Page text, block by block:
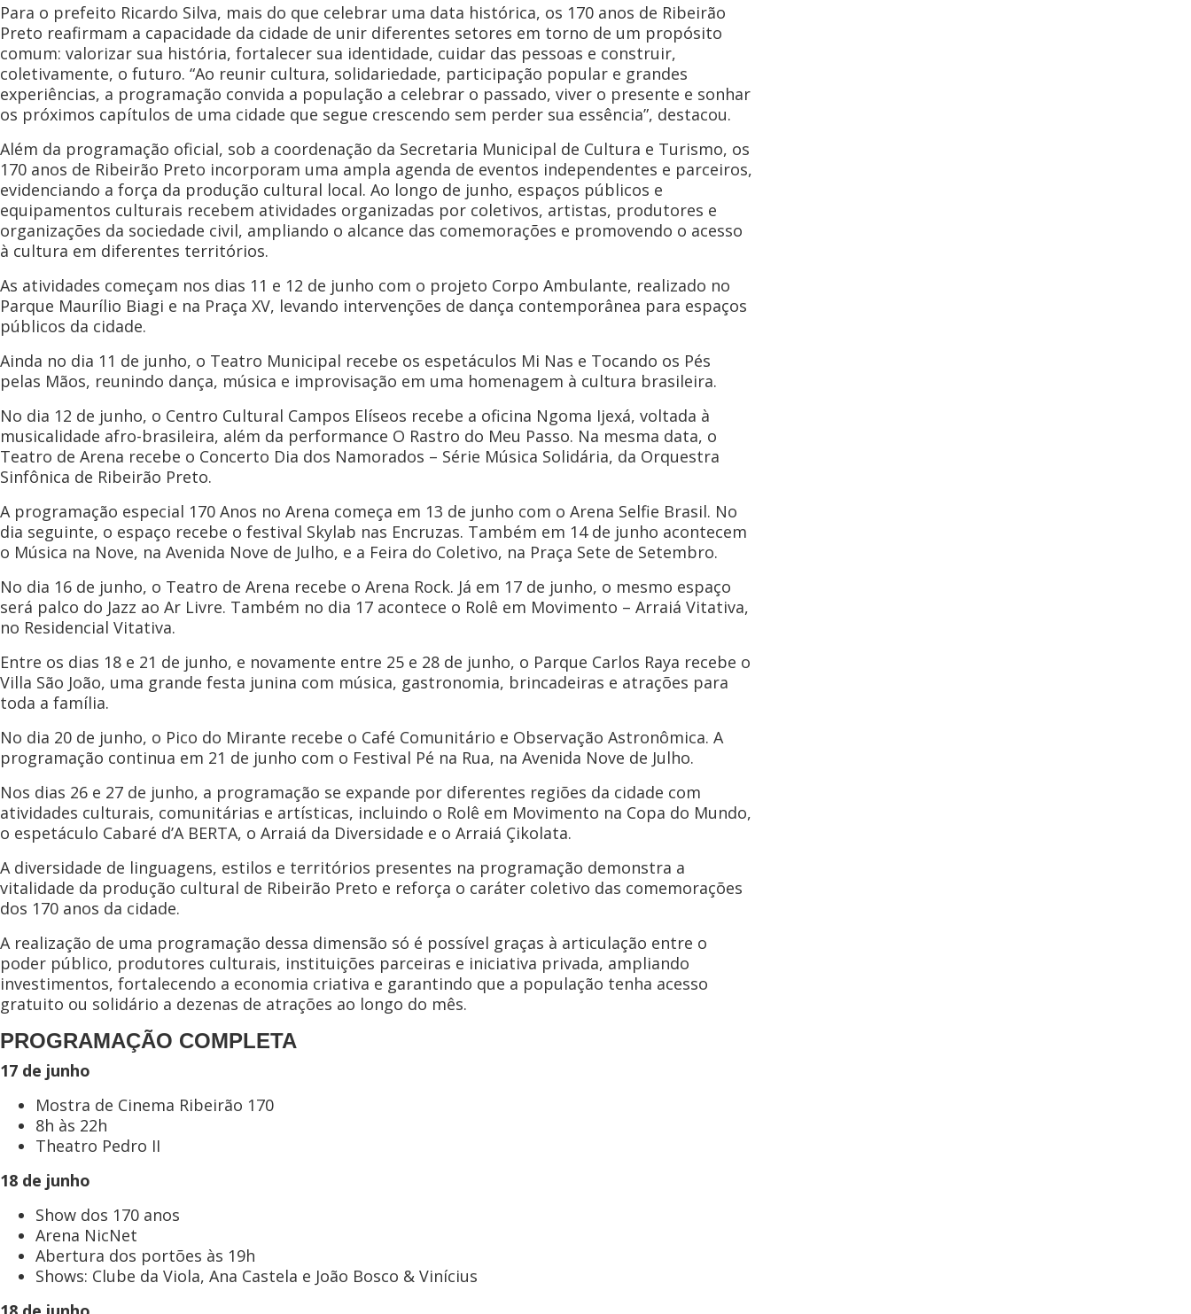
Para o prefeito Ricardo Silva, mais do que celebrar uma data histórica, os 170 anos de Ribeirão
Preto reafirmam a capacidade da cidade de unir diferentes setores em torno de um propósito
comum: valorizar sua história, fortalecer sua identidade, cuidar das pessoas e construir,
coletivamente, o futuro. “Ao reunir cultura, solidariedade, participação popular e grandes
experiências, a programação convida a população a celebrar o passado, viver o presente e sonhar
os próximos capítulos de uma cidade que segue crescendo sem perder sua essência”, destacou.
Além da programação oficial, sob a coordenação da Secretaria Municipal de Cultura e Turismo, os
170 anos de Ribeirão Preto incorporam uma ampla agenda de eventos independentes e parceiros,
evidenciando a força da produção cultural local. Ao longo de junho, espaços públicos e
equipamentos culturais recebem atividades organizadas por coletivos, artistas, produtores e
organizações da sociedade civil, ampliando o alcance das comemorações e promovendo o acesso
à cultura em diferentes territórios.
As atividades começam nos dias 11 e 12 de junho com o projeto Corpo Ambulante, realizado no
Parque Maurílio Biagi e na Praça XV, levando intervenções de dança contemporânea para espaços
públicos da cidade.
Ainda no dia 11 de junho, o Teatro Municipal recebe os espetáculos Mi Nas e Tocando os Pés
pelas Mãos, reunindo dança, música e improvisação em uma homenagem à cultura brasileira.
No dia 12 de junho, o Centro Cultural Campos Elíseos recebe a oficina Ngoma Ijexá, voltada à
musicalidade afro-brasileira, além da performance O Rastro do Meu Passo. Na mesma data, o
Teatro de Arena recebe o Concerto Dia dos Namorados – Série Música Solidária, da Orquestra
Sinfônica de Ribeirão Preto.
A programação especial 170 Anos no Arena começa em 13 de junho com o Arena Selfie Brasil. No
dia seguinte, o espaço recebe o festival Skylab nas Encruzas. Também em 14 de junho acontecem
o Música na Nove, na Avenida Nove de Julho, e a Feira do Coletivo, na Praça Sete de Setembro.
No dia 16 de junho, o Teatro de Arena recebe o Arena Rock. Já em 17 de junho, o mesmo espaço
será palco do Jazz ao Ar Livre. Também no dia 17 acontece o Rolê em Movimento – Arraiá Vitativa,
no Residencial Vitativa.
Entre os dias 18 e 21 de junho, e novamente entre 25 e 28 de junho, o Parque Carlos Raya recebe o
Villa São João, uma grande festa junina com música, gastronomia, brincadeiras e atrações para
toda a família.
No dia 20 de junho, o Pico do Mirante recebe o Café Comunitário e Observação Astronômica. A
programação continua em 21 de junho com o Festival Pé na Rua, na Avenida Nove de Julho.
Nos dias 26 e 27 de junho, a programação se expande por diferentes regiões da cidade com
atividades culturais, comunitárias e artísticas, incluindo o Rolê em Movimento na Copa do Mundo,
o espetáculo Cabaré d’A BERTA, o Arraiá da Diversidade e o Arraiá Çikolata.
A diversidade de linguagens, estilos e territórios presentes na programação demonstra a
vitalidade da produção cultural de Ribeirão Preto e reforça o caráter coletivo das comemorações
dos 170 anos da cidade.
A realização de uma programação dessa dimensão só é possível graças à articulação entre o
poder público, produtores culturais, instituições parceiras e iniciativa privada, ampliando
investimentos, fortalecendo a economia criativa e garantindo que a população tenha acesso
gratuito ou solidário a dezenas de atrações ao longo do mês.
PROGRAMAÇÃO COMPLETA
17 de junho
Mostra de Cinema Ribeirão 170
8h às 22h
Theatro Pedro II
18 de junho
Show dos 170 anos
Arena NicNet
Abertura dos portões às 19h
Shows: Clube da Viola, Ana Castela e João Bosco & Vinícius